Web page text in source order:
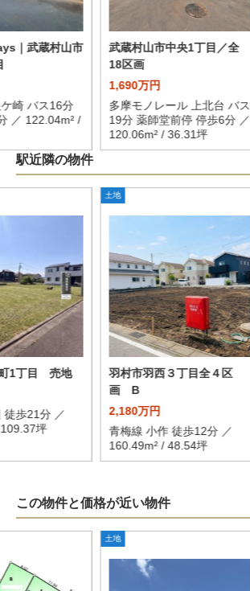
｜武蔵村山市
崎 バス16分
／ 122.04m² /
武蔵村山市中央1丁目／全
18区画
1,690万円
多摩モノレール 上北台 バス
19分 薬師堂前停 停歩6分 ／
120.06m² / 36.31坪
駅近隣の物件
1丁目 売地
徒歩21分 ／
坪
土地
羽村市羽西３丁目全４区
画 B
2,180万円
青梅線 小作 徒歩12分 ／
160.49m² / 48.54坪
この物件と価格が近い物件
土地